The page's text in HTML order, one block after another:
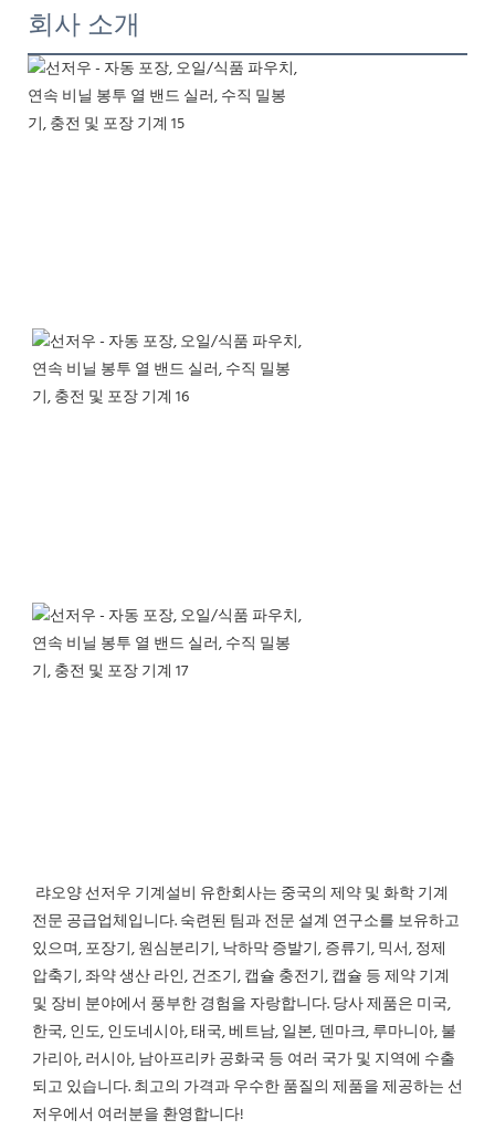
회사 소개
전문 공급업체입니다. 숙련된 팀과 전문 설계 연구소를 보유하고
있으며, 포장기, 원심분리기, 낙하막 증발기, 증류기, 믹서, 정제
압축기, 좌약 생산 라인, 건조기, 캡슐 충전기, 캡슐 등 제약 기계
및 장비 분야에서 풍부한 경험을 자랑합니다. 당사 제품은 미국,
한국, 인도, 인도네시아, 태국, 베트남, 일본, 덴마크, 루마니아, 불
가리아, 러시아, 남아프리카 공화국 등 여러 국가 및 지역에 수출
되고 있습니다. 최고의 가격과 우수한 품질의 제품을 제공하는 선
저우에서 여러분을 환영합니다!